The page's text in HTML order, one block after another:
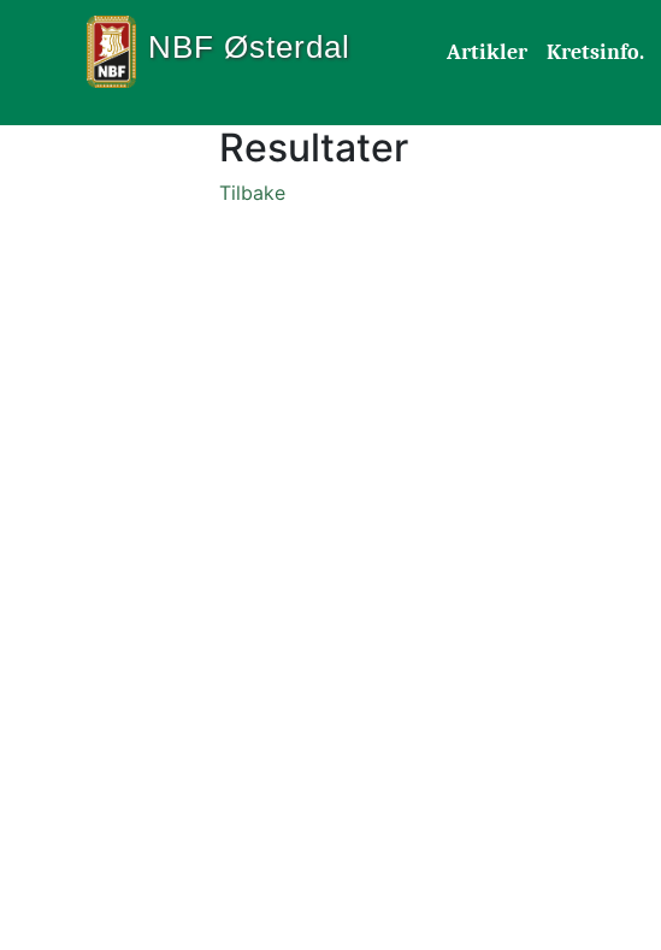
NBF Østerdal Artikler Kretsinfo.
Resultater
Tilbake